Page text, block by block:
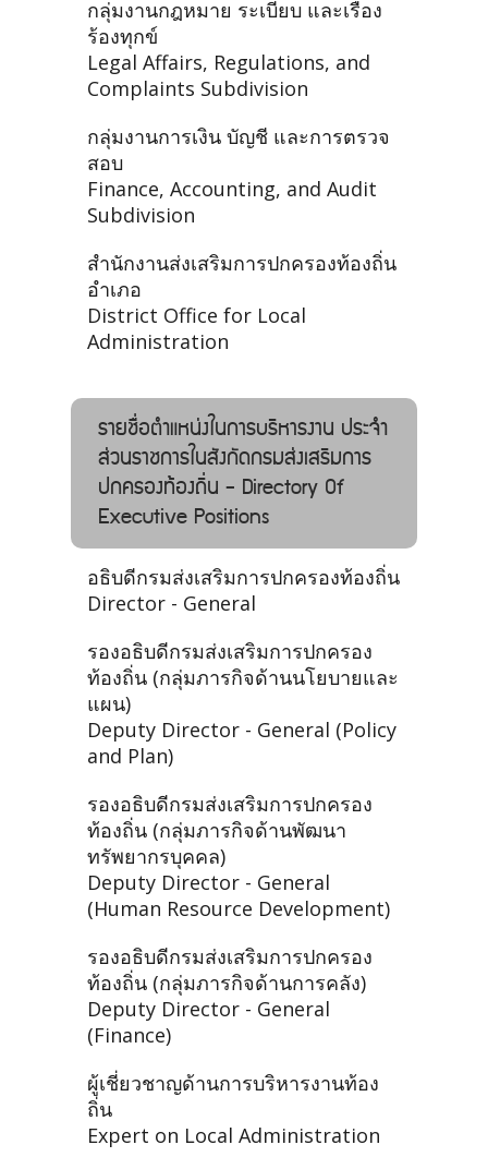
กลุ่มงานกฎหมาย ระเบียบ และเรื่อง
ร้องทุกข์
Legal Affairs, Regulations, and
Complaints Subdivision
กลุ่มงานการเงิน บัญชี และการตรวจ
สอบ
Finance, Accounting, and Audit
Subdivision
สำนักงานส่งเสริมการปกครองท้องถิ่น
อำเภอ
District Office for Local
Administration
รายชื่อตำแหน่งในการบริหารงาน ประจำ
ส่วนราชการในสังกัดกรมส่งเสริมการ
ปกครองท้องถิ่น - Directory Of
Executive Positions
อธิบดีกรมส่งเสริมการปกครองท้องถิ่น
Director - General
รองอธิบดีกรมส่งเสริมการปกครอง
ท้องถิ่น (กลุ่มภารกิจด้านนโยบายและ
แผน)
Deputy Director - General (Policy
and Plan)
รองอธิบดีกรมส่งเสริมการปกครอง
ท้องถิ่น (กลุ่มภารกิจด้านพัฒนา
ทรัพยากรบุคคล)
Deputy Director - General
(Human Resource Development)
รองอธิบดีกรมส่งเสริมการปกครอง
ท้องถิ่น (กลุ่มภารกิจด้านการคลัง)
Deputy Director - General
(Finance)
ผู้เชี่ยวชาญด้านการบริหารงานท้อง
ถิ่น
Expert on Local Administration